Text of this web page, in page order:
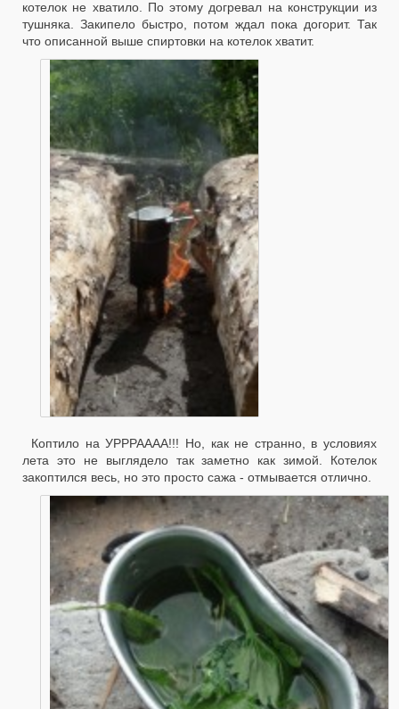
котелок не хватило. По этому догревал на конструкции из
тушняка. Закипело быстро, потом ждал пока догорит. Так
что описанной выше спиртовки на котелок хватит.
Коптило на УРРРАААА!!! Но, как не странно, в условиях
лета это не выглядело так заметно как зимой. Котелок
закоптился весь, но это просто сажа - отмывается отлично.